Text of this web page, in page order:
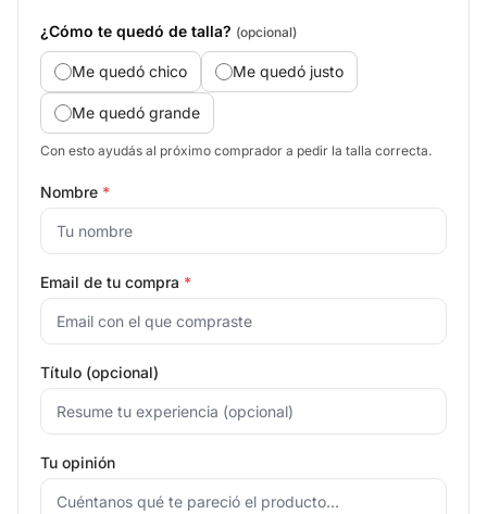
¿Cómo te quedó de talla? (opcional)
Me quedó chico Me quedó justo
Me quedó grande
Con esto ayudás al próximo comprador a pedir la talla correcta.
Nombre *
Email de tu compra *
Título (opcional)
Tu opinión